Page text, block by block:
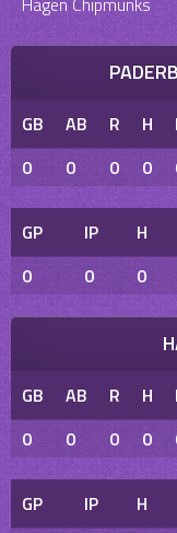
GB AB R H
0
0 0 0
GP IP H
0
0 0
GB AB R H
0
0 0 0
GP IP H